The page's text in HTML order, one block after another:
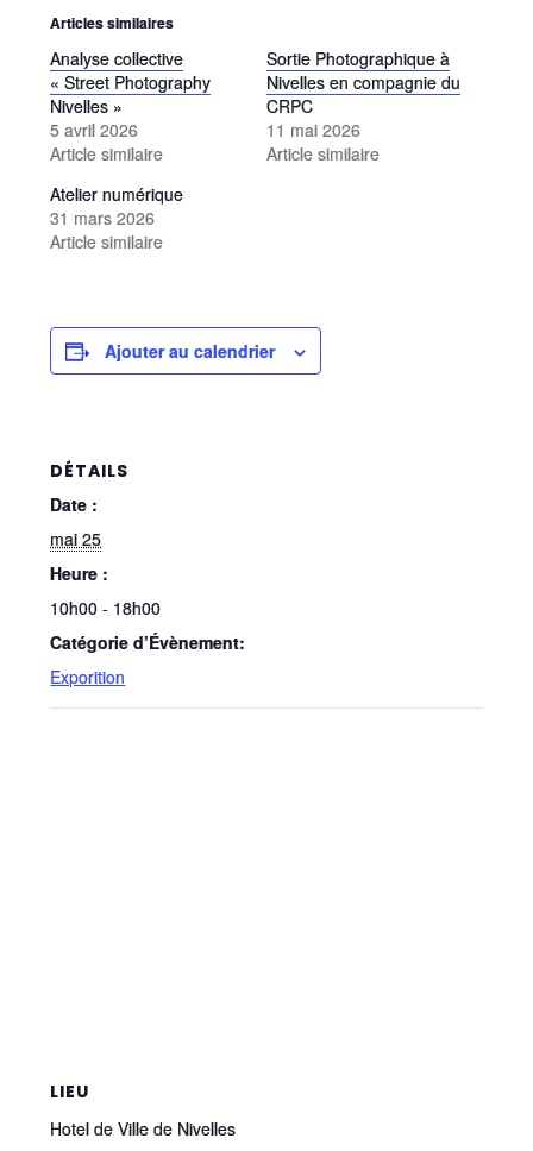
Articles similaires
Analyse collective
« Street Photography
Nivelles »
5 avril 2026
Article similaire
Sortie Photographique à
Nivelles en compagnie du
CRPC
11 mai 2026
Article similaire
Atelier numérique
31 mars 2026
Article similaire
Ajouter au calendrier
DÉTAILS
Date :
mai 25
Heure :
10h00 - 18h00
Catégorie d’Évènement:
Exporition
LIEU
Hotel de Ville de Nivelles